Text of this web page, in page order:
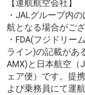
【運航航空会社】
・JALグループ内
航となる場合がござ
・FDA(フジドリー
ライン)の記載があ
AMX)と日本航空（
ェア便）です。提
よび乗務員にて運